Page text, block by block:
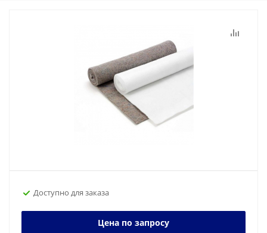
Доступно для заказа
Цена по запросу